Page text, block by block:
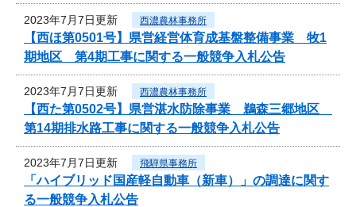
2023年7月7日更新 西濃農林事務所
【西ほ第0501号】県営経営体育成基盤整備事業 牧1
期地区 第4期工事に関する一般競争入札公告
2023年7月7日更新 西濃農林事務所
【西た第0502号】県営湛水防除事業 鵜森三郷地区
第14期排水路工事に関する一般競争入札公告
2023年7月7日更新 飛騨県事務所
「ハイブリッド国産軽自動車（新車）」の調達に関す
る一般競争入札公告